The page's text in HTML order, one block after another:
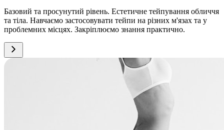
Базовий та просунутий рівень. Естетичне тейпування обличчя
та тіла. Навчаємо застосовувати тейпи на різних м'язах та у
проблемних місцях. Закріплюємо знання практично.